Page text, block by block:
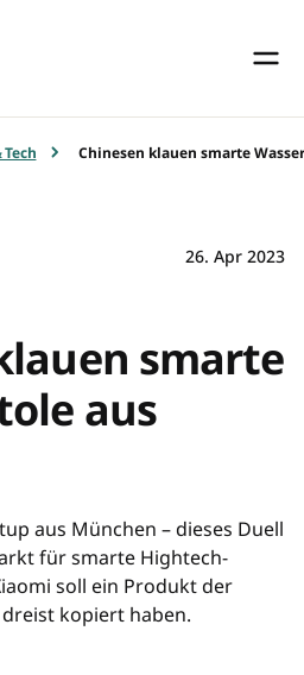
Tech Chinesen klauen smarte
26. Apr 2023
smarte
aus
aus München – dieses Duell
für smarte Hightech-
soll ein Produkt der
kopiert haben.